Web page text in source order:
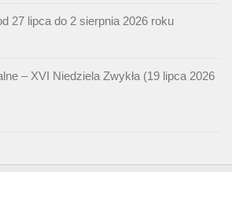
27 lipca do 2 sierpnia 2026 roku
– XVI Niedziela Zwykła (19 lipca 2026